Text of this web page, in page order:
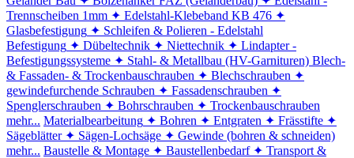
Trennscheiben 1mm ✦ Edelstahl-Klebeband KB 476 ✦
Glasbefestigung ✦ Schleifen & Polieren - Edelstahl
Befestigung ✦ Dübeltechnik ✦ Niettechnik ✦ Lindapter -
Befestigungssysteme ✦ Stahl- & Metallbau (HV-Garnituren) Blech-
& Fassaden- & Trockenbauschrauben ✦ Blechschrauben ✦
gewindefurchende Schrauben ✦ Fassadenschrauben ✦
Spenglerschrauben ✦ Bohrschrauben ✦ Trockenbauschrauben
mehr... Materialbearbeitung ✦ Bohren ✦ Entgraten ✦ Frässtifte ✦
Sägeblätter ✦ Sägen-Lochsäge ✦ Gewinde (bohren & schneiden)
mehr... Baustelle & Montage ✦ Baustellenbedarf ✦ Transport &